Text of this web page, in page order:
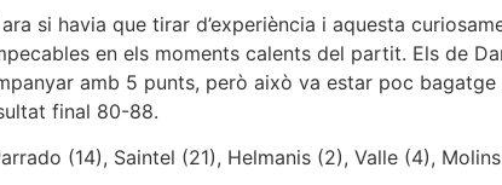
si havia que tirar d’experiència i aquesta
en els moments calents del partit. Els de
amb 5 punts, però això va estar poc
final 80-88.
(14), Saintel (21), Helmanis (2), Valle (4),